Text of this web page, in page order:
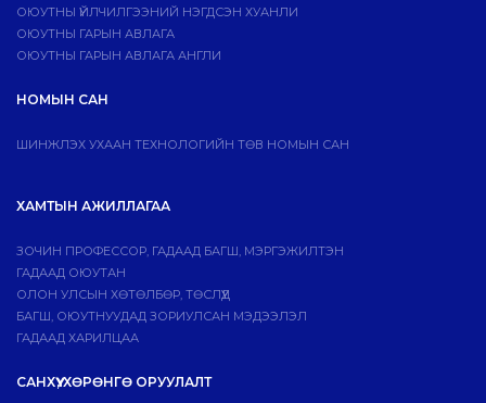
ОЮУТНЫ ҮЙЛЧИЛГЭЭНИЙ НЭГДСЭН ХУАНЛИ
ОЮУТНЫ ГАРЫН АВЛАГА
ОЮУТНЫ ГАРЫН АВЛАГА АНГЛИ
НОМЫН САН
ШИНЖЛЭХ УХААН ТЕХНОЛОГИЙН ТӨВ НОМЫН САН
ХАМТЫН АЖИЛЛАГАА
ЗОЧИН ПРОФЕССОР, ГАДААД БАГШ, МЭРГЭЖИЛТЭН
ГАДААД ОЮУТАН
ОЛОН УЛСЫН ХӨТӨЛБӨР, ТӨСЛҮҮД
БАГШ, ОЮУТНУУДАД ЗОРИУЛСАН МЭДЭЭЛЭЛ
ГАДААД ХАРИЛЦАА
САНХҮҮ, ХӨРӨНГӨ ОРУУЛАЛТ